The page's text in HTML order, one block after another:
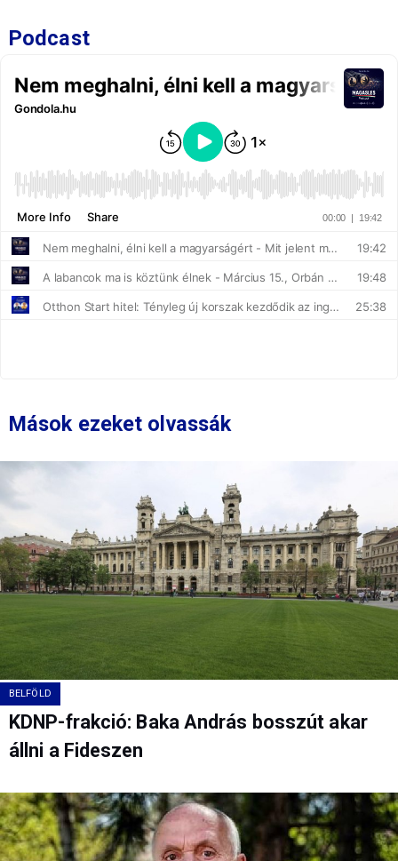
Podcast
Mások ezeket olvassák
BELFÖLD
KDNP-frakció: Baka András bosszút akar
állni a Fideszen